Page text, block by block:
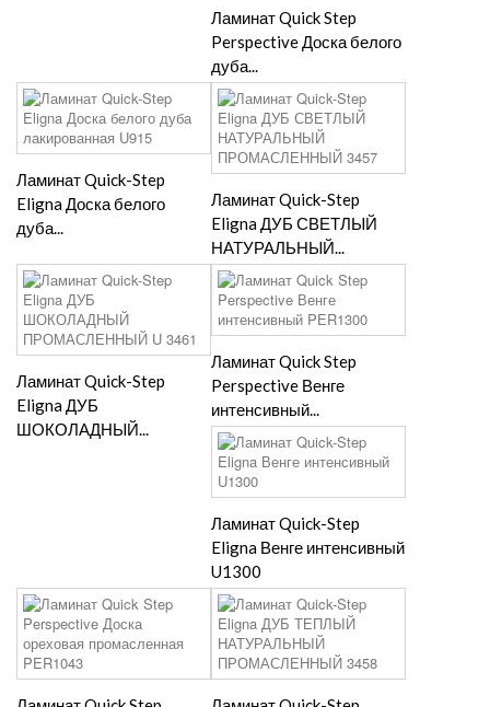
Ламинат Quick Step
Perspective Доска белого
дуба...
Ламинат Quick-Step
Eligna Доска белого
дуба...
Ламинат Quick-Step
Eligna ДУБ СВЕТЛЫЙ
НАТУРАЛЬНЫЙ...
Ламинат Quick-Step
Eligna ДУБ
ШОКОЛАДНЫЙ...
Ламинат Quick Step
Perspective Венге
интенсивный...
Ламинат Quick-Step
Eligna Венге интенсивный
U1300